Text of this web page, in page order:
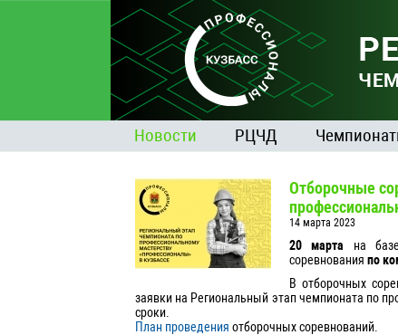
Новости РЦЧД
Отборочные
14 марта 2023
20 марта на
соревнования по
В отборочных
заявки на Региональный этап чемпионата по
сроки.
План проведения отборочных соревнований.